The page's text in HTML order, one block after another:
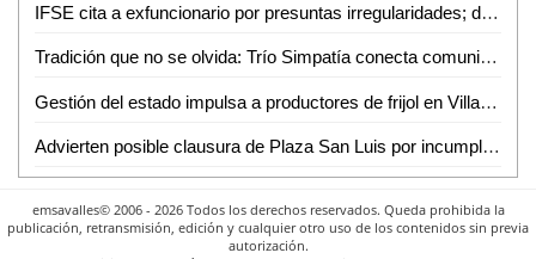
IFSE cita a exfuncionario por presuntas irregularidades; deberá comparecer en mayo
Tradición que no se olvida: Trío Simpatía conecta comunidades con su música
Gestión del estado impulsa a productores de frijol en Villa de Arriaga
Advierten posible clausura de Plaza San Luis por incumplimientos de seguridad
emsavalles© 2006 - 2026 Todos los derechos reservados. Queda prohibida la
publicación, retransmisión, edición y cualquier otro uso de los contenidos sin previa
autorización.